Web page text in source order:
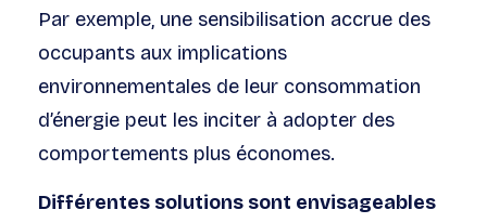
Par exemple, une sensibilisation accrue des
occupants aux implications
environnementales de leur consommation
d’énergie peut les inciter à adopter des
comportements plus économes.
Différentes solutions sont envisageables